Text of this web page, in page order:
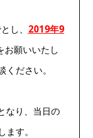
し、 2019年9
お願いいたし
ださい。
なり、当日の
す。